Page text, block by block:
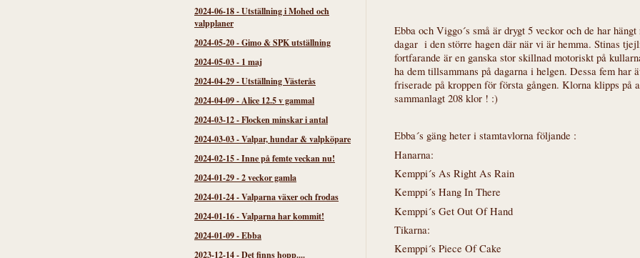
2024-06-18-Utställning i Mohed och
valpplaner
2024-05-20-Gimo & SPK utställning
2024-05-03- 1 maj
2024-04-29-Utställning Västerås
2024-04-09-Alice 12.5 v gammal
2024-03-12-Flocken minskar i antal
2024-03-03-Valpar, hundar & valpköpare
2024-02-15-Inne på femte veckan nu!
2024-01-29-2 veckor gamla
2024-01-24-Valparna växer och frodas
2024-01-16-Valparna har kommit!
2024-01-09-Ebba
2023-12-14-Det finns hopp....
Ebba och Viggo´s små är drygt 5 veckor och de har
dagar i den större hagen där när vi är hemma. Stinas
fortfarande är en ganska stor skillnad motoriskt på
ha dem tillsammans på dagarna i helgen. Dessa fem har
friserade på kroppen för första gången. Klorna klipps på
sammanlagt 208 klor ! :)
Ebba´s gäng heter i stamtavlorna följande :
Hanarna:
Kemppi´s As Right As Rain
Kemppi´s Hang In There
Kemppi´s Get Out Of Hand
Tikarna:
Kemppi´s Piece Of Cake